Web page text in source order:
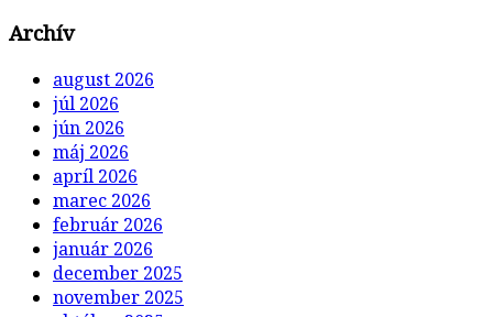
Archív
august 2026
júl 2026
jún 2026
máj 2026
apríl 2026
marec 2026
február 2026
január 2026
december 2025
november 2025